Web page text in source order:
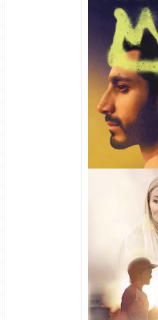
Hamlet
DL 1080p
Uma
Torrent (2025)
Dual